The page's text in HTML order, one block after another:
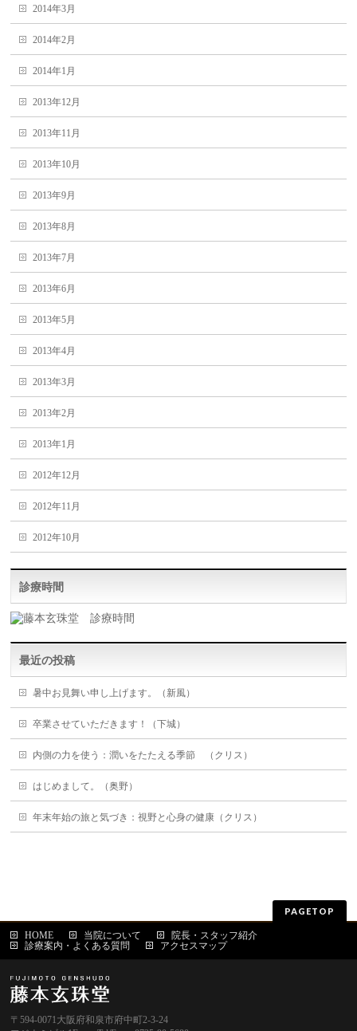
2014年3月
2014年2月
2014年1月
2013年12月
2013年11月
2013年10月
2013年9月
2013年8月
2013年7月
2013年6月
2013年5月
2013年4月
2013年3月
2013年2月
2013年1月
2012年12月
2012年11月
2012年10月
診療時間
最近の投稿
暑中お見舞い申し上げます。（新風）
卒業させていただきます！（下城）
内側の力を使う：潤いをたたえる季節 （クリス）
はじめまして。（奥野）
年末年始の旅と気づき：視野と心身の健康（クリス）
PAGETOP
HOME 当院について
院長・スタッフ紹介
診療案内・よくある質問
アクセスマップ
〒594-0071大阪府和泉市府中町2-3-24